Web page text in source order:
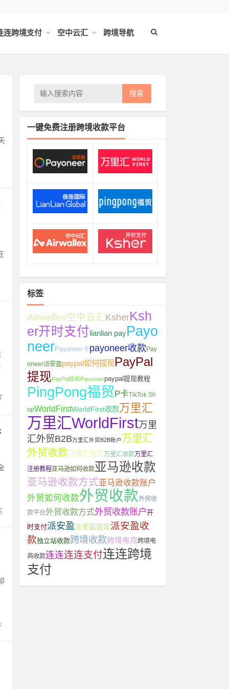
连跨境支付 空中云汇 跨境导航
搜索
一键免费注册跨境收款平台
标签
Airwallex空中云汇KsherKsh
er开时支付 lianlian payPayo
neerPayoneer卡payoneer收款Pay
oneer派安盈paypal如何提现PayPal
提现PayPal提现Payoneerpaypal提现教程
PingPong福贸P卡TikTok Sh
opWorldFirstWorldFirst收款万里汇
万里汇WorldFirst万里
汇外贸B2B万里汇外贸B2B账户 万里汇
外贸收款 万里汇提现万里汇收款万里汇
注册教程亚马逊如何收款亚马逊收款
亚马逊收款方式亚马逊收款账户
外贸如何收款外贸收款外贸收
款平台外贸收款方式外贸收款账户开
时支付派安盈派安盈提现派安盈收
款独立站收款跨境收款跨境电商跨境电
商收款连连连连支付连连跨境
支付